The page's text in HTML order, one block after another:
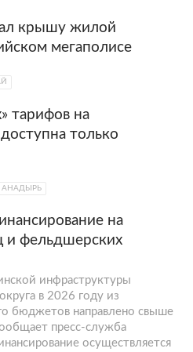
крышу жилой
мегаполисе
тарифов на
только
АНАДЫРЬ
на
и фельдшерских
инфраструктуры
в 2026 году из
бюджетов направлено свыше
пресс-служба
осуществляется